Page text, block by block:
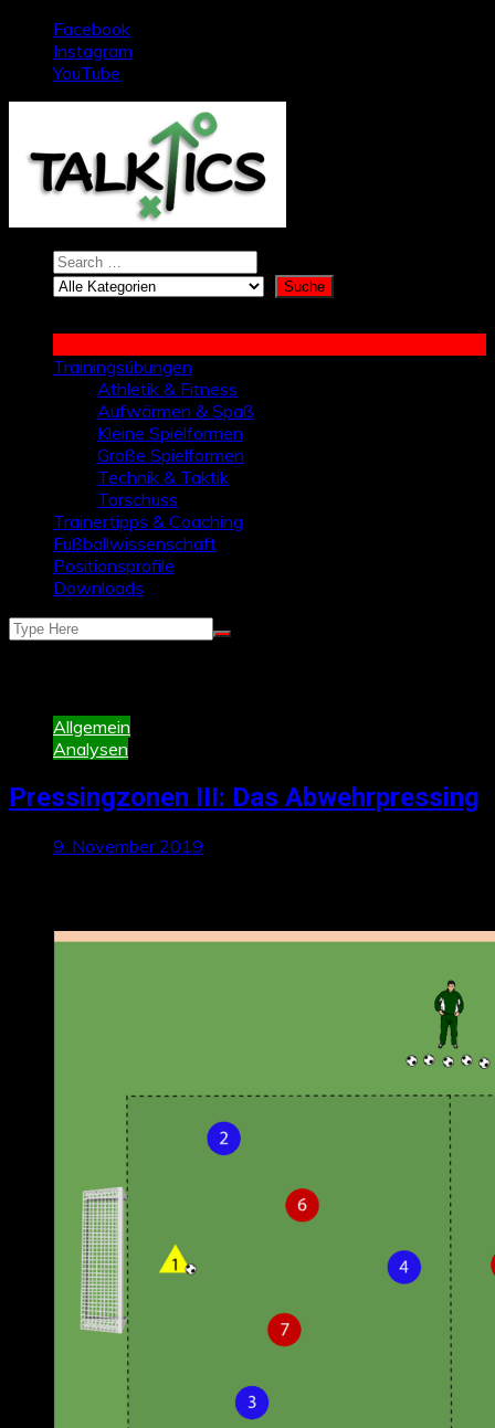
springen
Facebook
Instagram
YouTube
Trainingsübungen
Athletik & Fitness
Aufwärmen & Spaß
Kleine Spielformen
Große Spielformen
Technik & Taktik
Torschuss
Trainertipps & Coaching
Fußballwissenschaft
Positionsprofile
Downloads
Allgemein
Analysen
Pressingzonen III: Das Abwehrpressing
9. November 2019